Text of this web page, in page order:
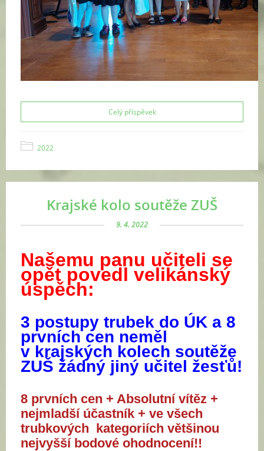
Celý příspěvek
2022
Krajské kolo soutěže ZUŠ
9. 4. 2022
Našemu panu učiteli se
opět povedl velikánský
úspěch:
3 postupy trubek do ÚK a 8
prvních cen neměl
v krajských kolech soutěže
ZUŠ žádný jiný učitel žesťů!
8 prvních cen + Absolutní vítěz +
nejmladší účastník + ve všech
trubkových kategoriích většinou
nejvyšší bodové ohodnocení!!